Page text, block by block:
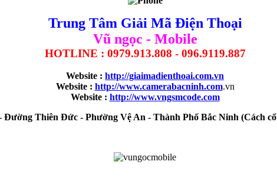
Trung Tâm Giải Mã Điện Thoại
Vũ ngọc - Mobile
HOTLINE : 0979.913.808 - 096.9119.887
Website : http://giaimadienthoai.com.vn
Website : http://www.camerabacninh.com.vn
Website : http://www.vngsmcode.com
Đường Thiên Đức - Phường Vệ An - Thành Phố Bắc Ninh (Cách